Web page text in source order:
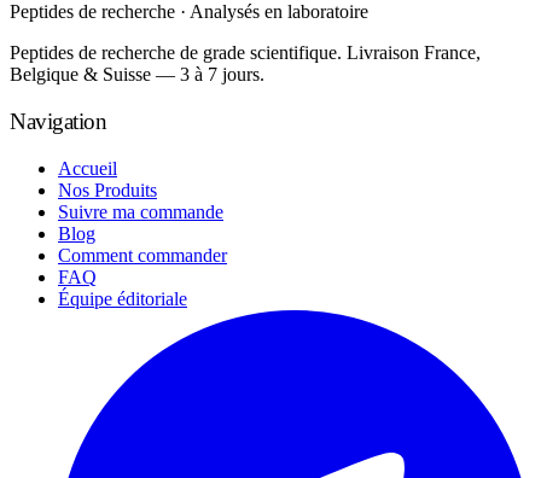
Peptides de recherche · Analysés en laboratoire
Peptides de recherche de grade scientifique. Livraison France,
Belgique & Suisse — 3 à 7 jours.
Navigation
Accueil
Nos Produits
Suivre ma commande
Blog
Comment commander
FAQ
Équipe éditoriale